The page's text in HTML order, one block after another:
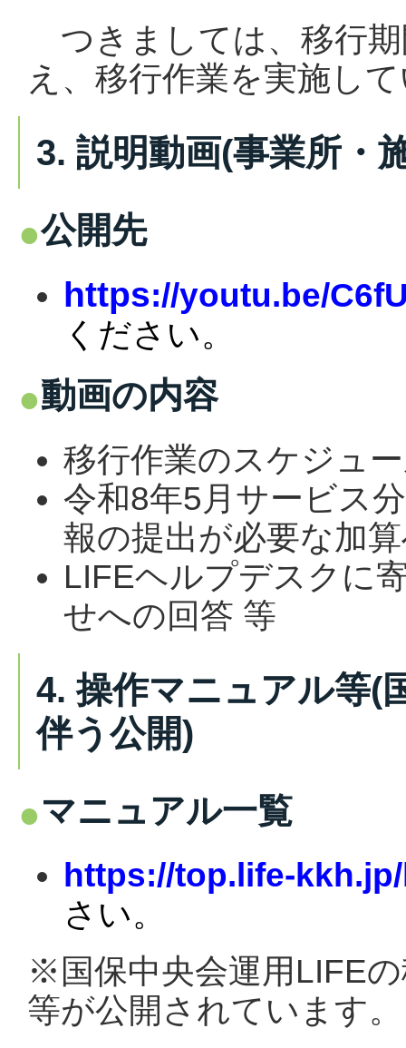
つきましては、 移行
え、移行作業を実施 し
3. 説明動画(事業所・
公開先
https://youtu.be/
ください。
動画の内容
移行作業のスケジュ
令和8年5月サービス
報の提出が必要な加
LIFEヘルプデスクに
せへの回答 等
4. 操作マニュアル等(
伴う公開)
マニュアル一覧
https://top.life-
さい。
※国保中央会運用LIFE
等が公開されています。